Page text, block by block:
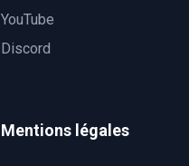
YouTube
Discord
Mentions légales